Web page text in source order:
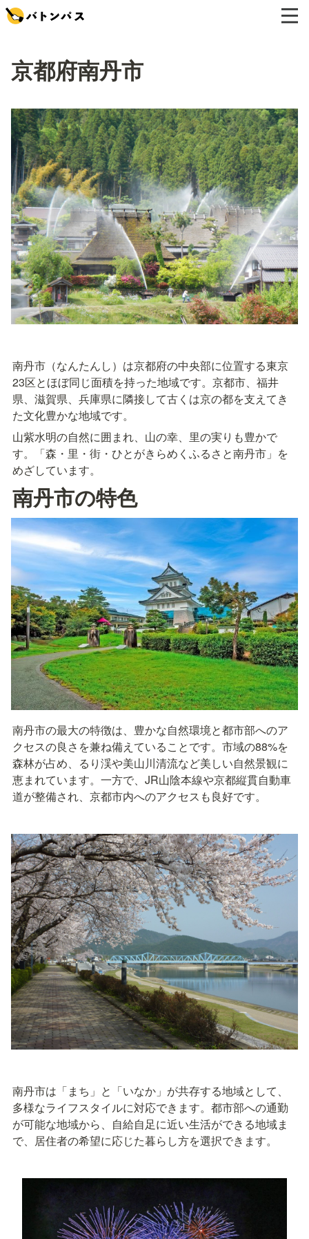
京都府南丹市
南丹市（なんたんし）は京都府の中央部に位置する東京
23区とほぼ同じ面積を持った地域です。京都市、福井
県、滋賀県、兵庫県に隣接して古くは京の都を支えてき
た文化豊かな地域です。
山紫水明の自然に囲まれ、山の幸、里の実りも豊かで
す。「森・里・街・ひとがきらめくふるさと南丹市」を
めざしています。
南丹市の特色
南丹市の最大の特徴は、豊かな自然環境と都市部へのア
クセスの良さを兼ね備えていることです。市域の88%を
森林が占め、るり渓や美山川清流など美しい自然景観に
恵まれています。一方で、JR山陰本線や京都縦貫自動車
道が整備され、京都市内へのアクセスも良好です。
南丹市は「まち」と「いなか」が共存する地域として、
多様なライフスタイルに対応できます。都市部への通勤
が可能な地域から、自給自足に近い生活ができる地域ま
で、居住者の希望に応じた暮らし方を選択できます。